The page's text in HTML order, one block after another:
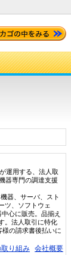
が運用する、法人取
器専門の調達支援
器、サーバ、スト
ツ、ソフトウェ
心に販売。品揃え
。法人取引に特化
様の請求書後払いに
取り組み 会社概要